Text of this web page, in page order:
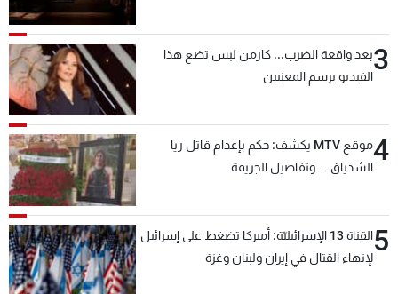
3بعد واقعة الضرب... كارمن لبس تضع هذا
الفيديو برسم المعنيين
4
موقع MTV يكشف: حكم بإعدام قاتل ريا
الشدياق… وتفاصيل الجريمة
5
القناة 13 الإسرائيليّة: أميركا تضغط على إسرائيل
لإنهاء القتال في إيران ولبنان وغزة